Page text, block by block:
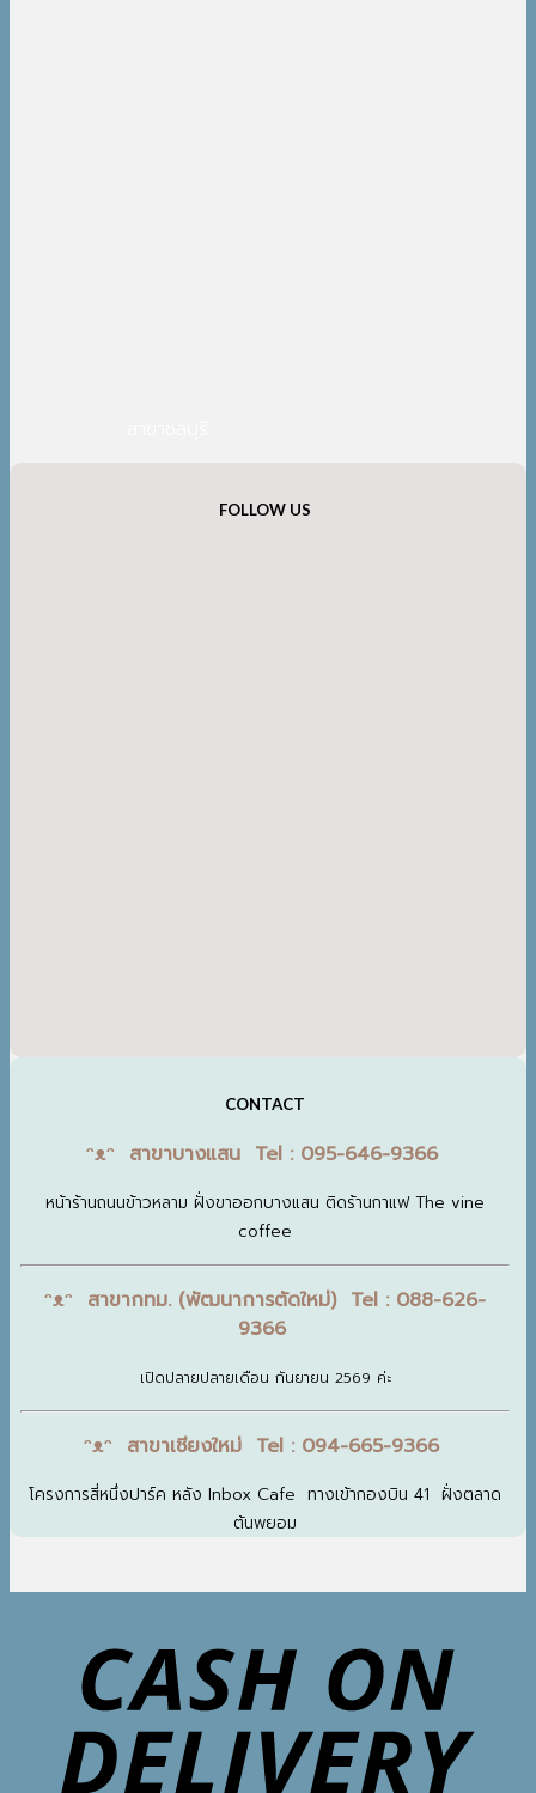
FOLLOW US
CONTACT
ᵔᴥᵔ สาขาบางแสน Tel : 095-646-9366
หน้าร้านถนนข้าวหลาม ฝั่งขาออกบางแสน ติดร้านกาแฟ The vine
coffee
ᵔᴥᵔ สาขากทม. (พัฒนาการตัดใหม่) Tel : 088-626-
9366
เปิดปลายปลายเดือน กันยายน 2569 ค่ะ
ᵔᴥᵔ สาขาเชียงใหม่ Tel : 094-665-9366
โครงการสี่หนึ่งปาร์ค หลัง Inbox Cafe ทางเข้ากองบิน 41 ฝั่งตลาด
ต้นพยอม